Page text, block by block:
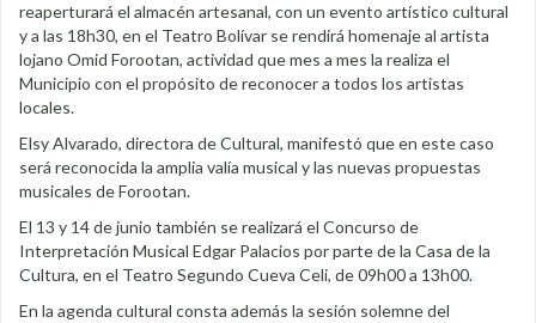
reaperturará el almacén artesanal, con un evento artístico cultural
y a las 18h30, en el Teatro Bolívar se rendirá homenaje al artista
lojano Omid Forootan, actividad que mes a mes la realiza el
Municipio con el propósito de reconocer a todos los artistas
locales.
Elsy Alvarado, directora de Cultural, manifestó que en este caso
será reconocida la amplia valía musical y las nuevas propuestas
musicales de Forootan.
El 13 y 14 de junio también se realizará el Concurso de
Interpretación Musical Edgar Palacios por parte de la Casa de la
Cultura, en el Teatro Segundo Cueva Celi, de 09h00 a 13h00.
En la agenda cultural consta además la sesión solemne del